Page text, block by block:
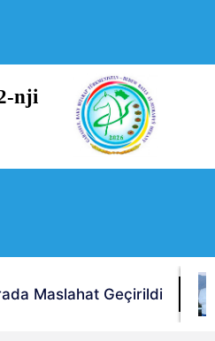
nji
Maslahat Geçirildi